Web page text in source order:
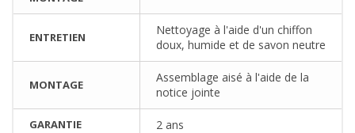
ENTRETIEN
Nettoyage à l'aide d'un chiffon
doux, humide et de savon neutre
MONTAGE
Assemblage aisé à l'aide de la
notice jointe
GARANTIE 2 ans